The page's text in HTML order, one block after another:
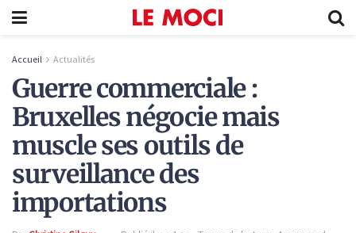
Accueil Actualités
Guerre commerciale :
Bruxelles négocie mais
muscle ses outils de
surveillance des
importations